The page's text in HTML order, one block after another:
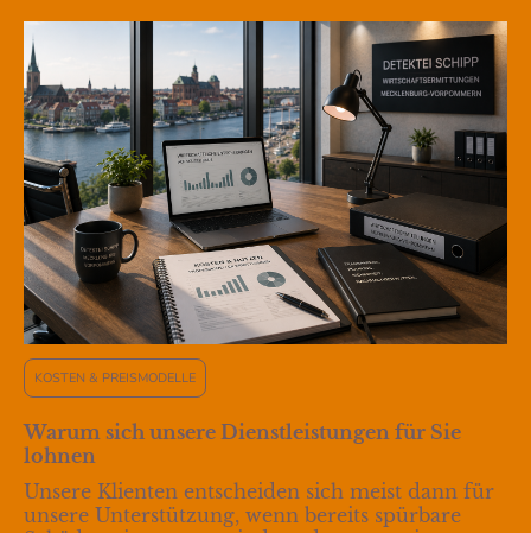
KOSTEN & PREISMODELLE
Warum sich unsere Dienstleistungen für Sie
lohnen
Unsere Klienten entscheiden sich meist dann für
unsere Unterstützung, wenn bereits spürbare